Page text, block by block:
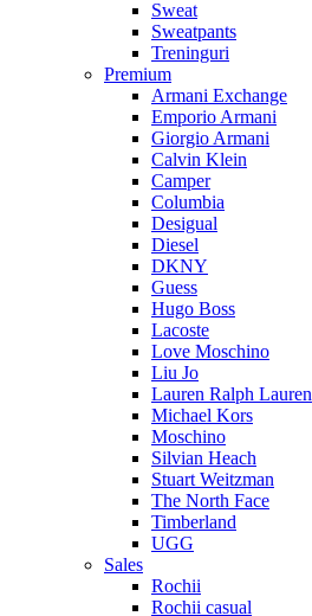
Sweat
Sweatpants
Treninguri
Premium
Armani Exchange
Emporio Armani
Giorgio Armani
Calvin Klein
Camper
Columbia
Desigual
Diesel
DKNY
Guess
Hugo Boss
Lacoste
Love Moschino
Liu Jo
Lauren Ralph Lauren
Michael Kors
Moschino
Silvian Heach
Stuart Weitzman
The North Face
Timberland
UGG
Sales
Rochii
Rochii casual